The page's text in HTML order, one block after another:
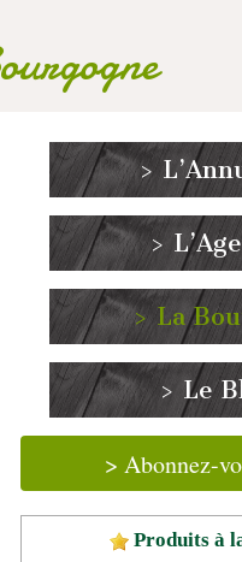
>
>
> La
> Le
> Abonnez-
Produits à